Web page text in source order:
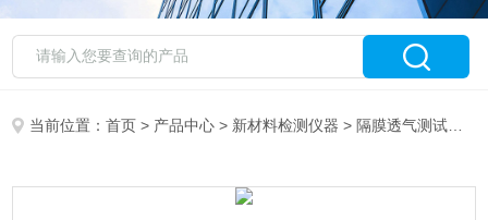
当前位置：首页 > 产品中心 > 新材料检测仪器 > 隔膜透气测试仪